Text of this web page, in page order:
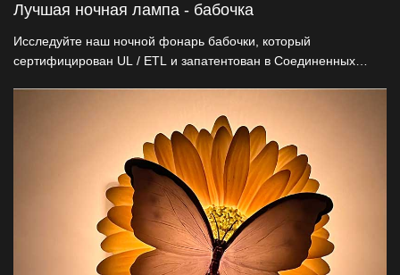
Лучшая ночная лампа - бабочка
Исследуйте наш ночной фонарь бабочки, который
сертифицирован UL / ETL и запатентован в Соединенных
смолы, которая освещает и украшает любое пространство,
обеспечивая постоянное очарование и безопасность.
Идеально подходит для декоративных оптовиков, мы
предлагаем прямые производственные цены и настройки.